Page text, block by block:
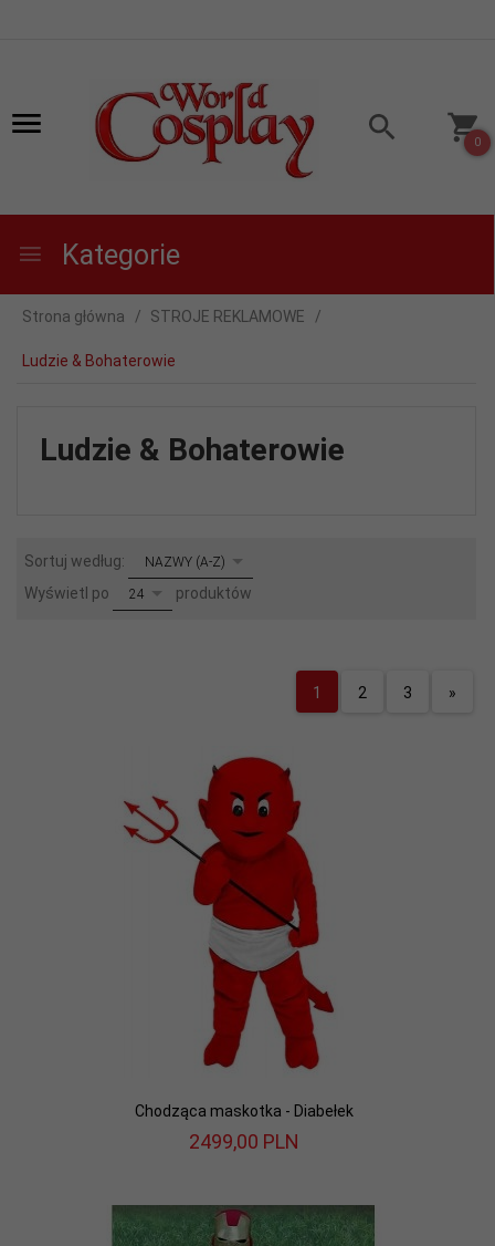
0
Kategorie
Strona główna STROJE REKLAMOWE
Ludzie & Bohaterowie
Ludzie & Bohaterowie
Sortuj według: sortNAZWY (A-Z)
Wyświetl po pop24 produktów
1 2 3 »
Chodząca maskotka - Diabełek
2499,00 PLN